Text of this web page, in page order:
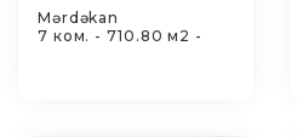
Mərdəkan
7 ком. - 710.80 м2 -